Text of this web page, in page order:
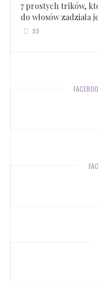
7 prostych trików,
do włosów zadziała
55